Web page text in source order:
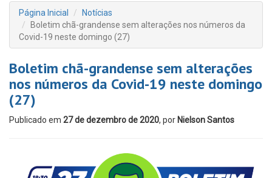
Página Inicial
Notícias
Boletim chã-grandense sem alterações nos números da
Covid-19 neste domingo (27)
Boletim chã-grandense sem alterações
nos números da Covid-19 neste domingo
(27)
Publicado em 27 de dezembro de 2020, por Nielson Santos